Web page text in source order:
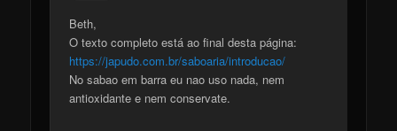
Beth,
O texto completo está ao final desta página:
https://japudo.com.br/saboaria/introducao/
No sabao em barra eu nao uso nada, nem
antioxidante e nem conservate.